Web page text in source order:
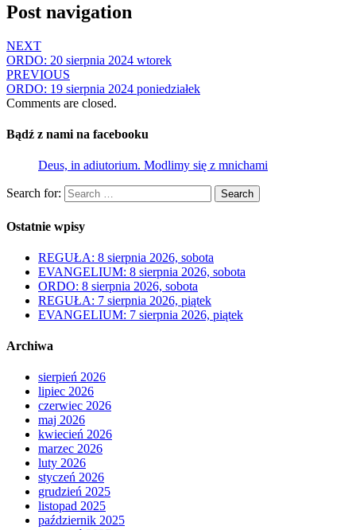
Post navigation
NEXT
ORDO: 20 sierpnia 2024 wtorek
PREVIOUS
ORDO: 19 sierpnia 2024 poniedziałek
Comments are closed.
Bądź z nami na facebooku
Deus, in adiutorium. Modlimy się z mnichami
Search for: Search
Ostatnie wpisy
REGUŁA: 8 sierpnia 2026, sobota
EVANGELIUM: 8 sierpnia 2026, sobota
ORDO: 8 sierpnia 2026, sobota
REGUŁA: 7 sierpnia 2026, piątek
EVANGELIUM: 7 sierpnia 2026, piątek
Archiwa
sierpień 2026
lipiec 2026
czerwiec 2026
maj 2026
kwiecień 2026
marzec 2026
luty 2026
styczeń 2026
grudzień 2025
listopad 2025
październik 2025